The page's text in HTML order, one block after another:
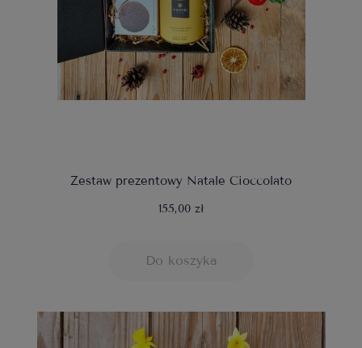
Zestaw prezentowy Natale Cioccolato
155,00 zł
Do koszyka